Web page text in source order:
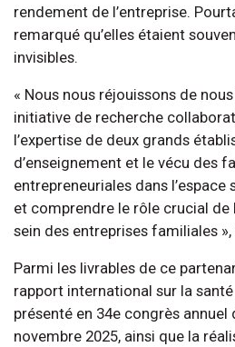
rendement de l’entreprise.
remarqué qu’elles étaient
invisibles.
« Nous nous réjouissons de
initiative de recherche
l’expertise de deux grands
d’enseignement et le vécu des
entrepreneuriales dans l’espace
et comprendre le rôle crucial de
sein des entreprises familiales »,
Parmi les livrables de ce
rapport international sur la
présenté en 34e congrès annuel
novembre 2025, ainsi que la